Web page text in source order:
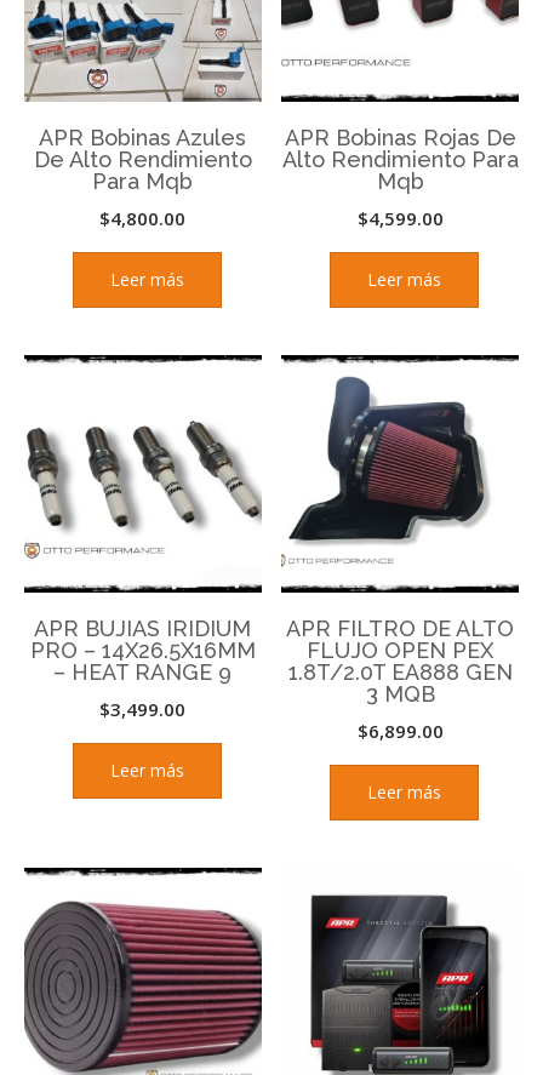
APR Bobinas Azules
De Alto Rendimiento
Para Mqb
$4,800.00
Leer más
APR Bobinas Rojas De
Alto Rendimiento Para
Mqb
$4,599.00
Leer más
APR BUJIAS IRIDIUM
PRO – 14X26.5X16MM
– HEAT RANGE 9
$3,499.00
Leer más
APR FILTRO DE ALTO
FLUJO OPEN PEX
1.8T/2.0T EA888 GEN
3 MQB
$6,899.00
Leer más